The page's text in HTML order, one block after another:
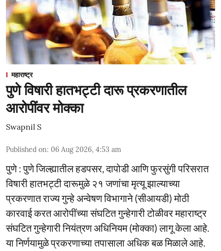
महाराष्ट्र
पुणे विषारी हातभट्टी दारू प्रकरणातील
आरोपींवर मोक्का
Swapnil S
Published on: 06 Aug 2026, 4:53 am
पुणे : पुणे जिल्ह्यातील हडपसर, दापोडी आणि फुरसुंगी परिसरात
विषारी हातभट्टी दारूमुळे २१ जणांचा मृत्यू झाल्याच्या
प्रकरणात राज्य गुन्हे अन्वेषण विभागाने (सीआयडी) मोठी
कारवाई करत आरोपींच्या संघटित गुन्हेगारी टोळीवर महाराष्ट्र
संघटित गुन्हेगारी नियंत्रण अधिनियम (मोक्का) लागू केला आहे.
या निर्णयामुळे प्रकरणाच्या तपासाला अधिक बळ मिळाले आहे.